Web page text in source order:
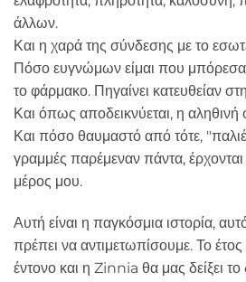
άλλων.
Και η χαρά της σύνδεσης με το
Πόσο ευγνώμων είμαι που
το φάρμακο. Πηγαίνει κατευθείαν
Και όπως αποδεικνύεται, η αληθινή
Και πόσο θαυμαστό από τότε,
γραμμές παρέμεναν πάντα,
μέρος μου.
Αυτή είναι η παγκόσμια ιστορία,
πρέπει να αντιμετωπίσουμε. Το
έντονο και η Zinnia θα μας δείξει